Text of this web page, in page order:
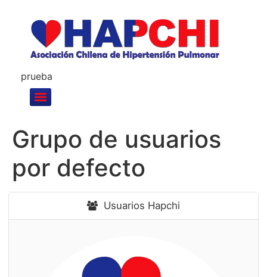
prueba
Grupo de usuarios
por defecto
Usuarios Hapchi